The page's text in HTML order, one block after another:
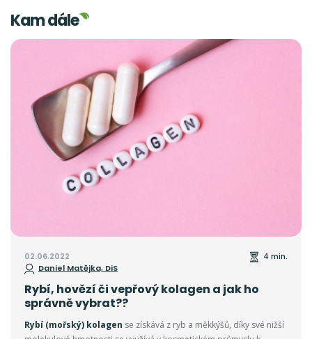
Kam dále
02.06.2022
Daniel Matějka, DiS
4 min.
Rybí, hovězí či vepřový kolagen a jak ho
správně vybrat??
Rybí (mořský) kolagen se získává z ryb a měkkýšů, díky své nižší